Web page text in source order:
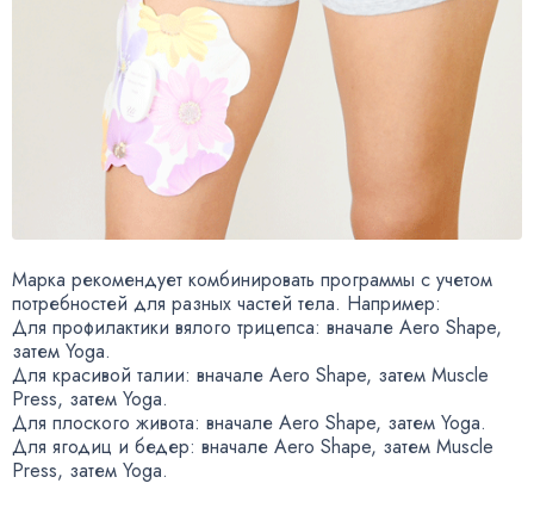
Марка рекомендует комбинировать программы с учетом
потребностей для разных частей тела. Например:
Для профилактики вялого трицепса: вначале Aero Shape,
затем Yoga.
Для красивой талии: вначале Aero Shape, затем Muscle
Press, затем Yoga.
Для плоского живота: вначале Aero Shape, затем Yoga.
Для ягодиц и бедер: вначале Aero Shape, затем Muscle
Press, затем Yoga.